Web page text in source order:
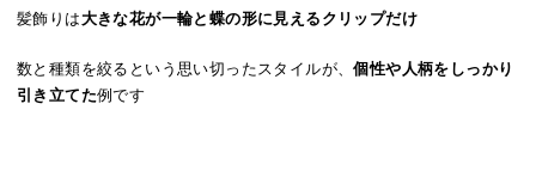
髪飾りは大きな花が一輪と蝶の形に見えるクリップだけ
数と種類を絞るという思い切ったスタイルが、個性や人柄をしっかり
引き立てた例です